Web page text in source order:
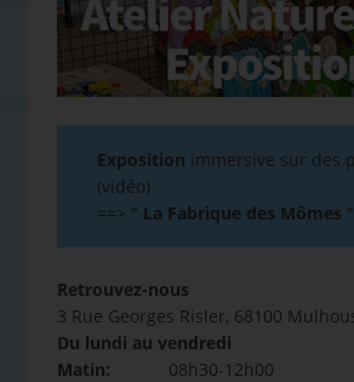
Exposition immersive sur des
(vidéo)
==> " La Fabrique des Mômes "
Retrouvez-nous
3 Rue Georges Risler, 68100
Du lundi au vendredi
Matin: 08h30-12h00